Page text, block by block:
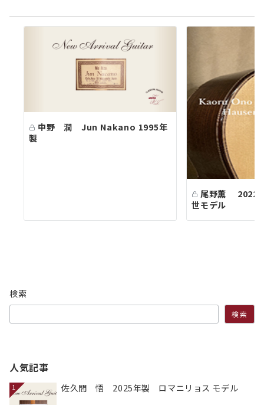
中野 潤 Jun Nakano 1995年
製
尾野薫 2022
世モデル
検索
検索
人気記事
1 佐久間 悟 2025年製 ロマニリョス モデル